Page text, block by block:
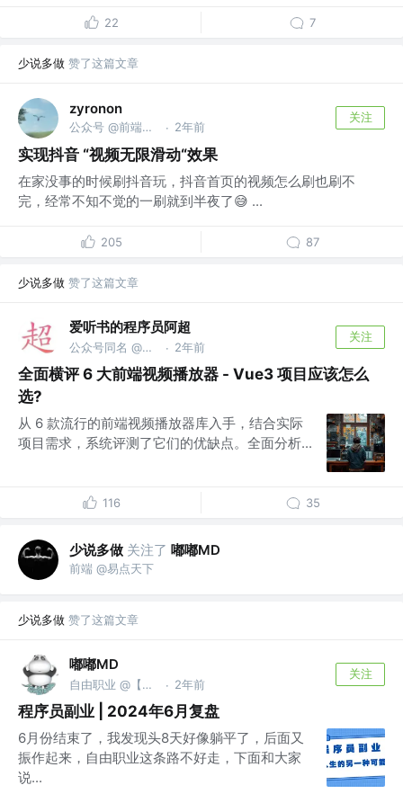
22 7
少说多做 赞了这篇文章
zyronon
公众号 @前端代码漫步 · 2年前
关注
实现抖音 “视频无限滑动“效果
在家没事的时候刷抖音玩，抖音首页的视频怎么刷也刷不
完，经常不知不觉的一刷就到半夜了😅 ...
205 87
少说多做 赞了这篇文章
爱听书的程序员阿超
公众号同名 @前端开发 · 2年前
关注
全面横评 6 大前端视频播放器 - Vue3 项目应该怎么
选?
从 6 款流行的前端视频播放器库入手，结合实际
项目需求，系统评测了它们的优缺点。全面分析...
116 35
少说多做 关注了 嘟嘟MD
前端 @易点天下
少说多做 赞了这篇文章
嘟嘟MD
自由职业 @【嘟爷创业日记】 · 2年前
关注
程序员副业 | 2024年6月复盘
6月份结束了，我发现头8天好像躺平了，后面又
振作起来，自由职业这条路不好走，下面和大家
说...